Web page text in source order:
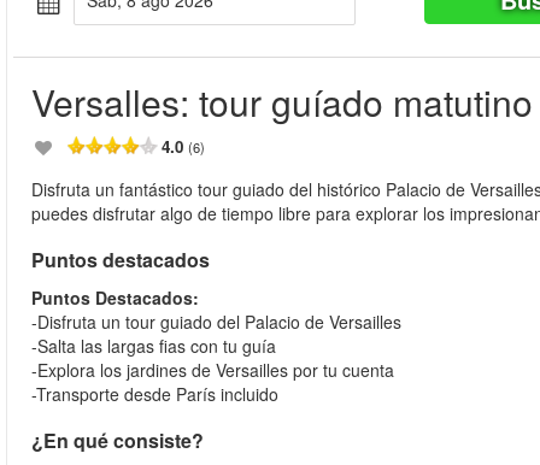
Versalles: tour guíado matutino
4.0 (6)
Disfruta un fantástico tour guiado del histórico Palacio de
puedes disfrutar algo de tiempo libre para explorar los
Puntos destacados
Puntos Destacados:
-Disfruta un tour guiado del Palacio de Versailles
-Salta las largas fias con tu guía
-Explora los jardines de Versailles por tu cuenta
-Transporte desde París incluido
¿En qué consiste?